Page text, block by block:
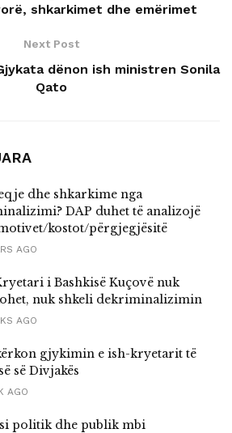
shkarkimet dhe emërimet
Next Post
dënon ish ministren Sonila
Qato
dhe shkarkime nga
DAP duhet të analizojë
kostot/përgjegjësitë
AGO
i Bashkisë Kuçovë nuk
nuk shkeli dekriminalizimin
AGO
gjykimin e ish-kryetarit të
së Divjakës
AGO
politik dhe publik mbi